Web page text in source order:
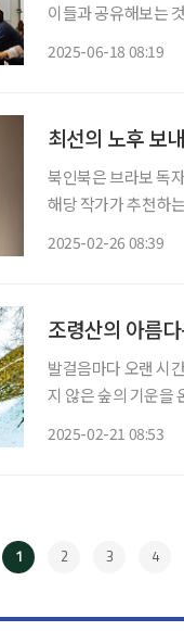
이들과 공유해보는
2025-06-18 08:19
최선의 노후 보
북인북은 브라보 독
해당 작가가 추천하는 책들도 함께 즐겨
2025-02-26 08:39
조령산의 아름
발걸음마다 오랜 시
지 않은 숲의 기운을
2025-02-21 08:53
1 2 3 4